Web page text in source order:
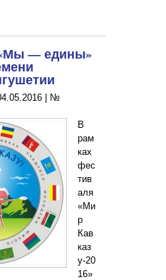
— едины»
| №
В
рам
ках
фес
тив
аля
«Ми
р
Кав
каз
у-20
16»